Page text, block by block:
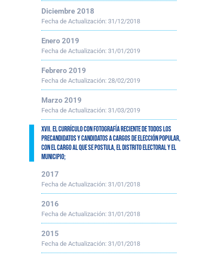
Diciembre 2018
Fecha de Actualización: 31/12/2018
Enero 2019
Fecha de Actualización: 31/01/2019
Febrero 2019
Fecha de Actualización: 28/02/2019
Marzo 2019
Fecha de Actualización: 31/03/2019
XVII. El currículo con fotografía reciente de todos los
precandidatos y candidatos a cargos de elección popular,
con el cargo al que se postula, el distrito electoral y el
municipio;
2017
Fecha de Actualización: 31/01/2018
2016
Fecha de Actualización: 31/01/2018
2015
Fecha de Actualización: 31/01/2018